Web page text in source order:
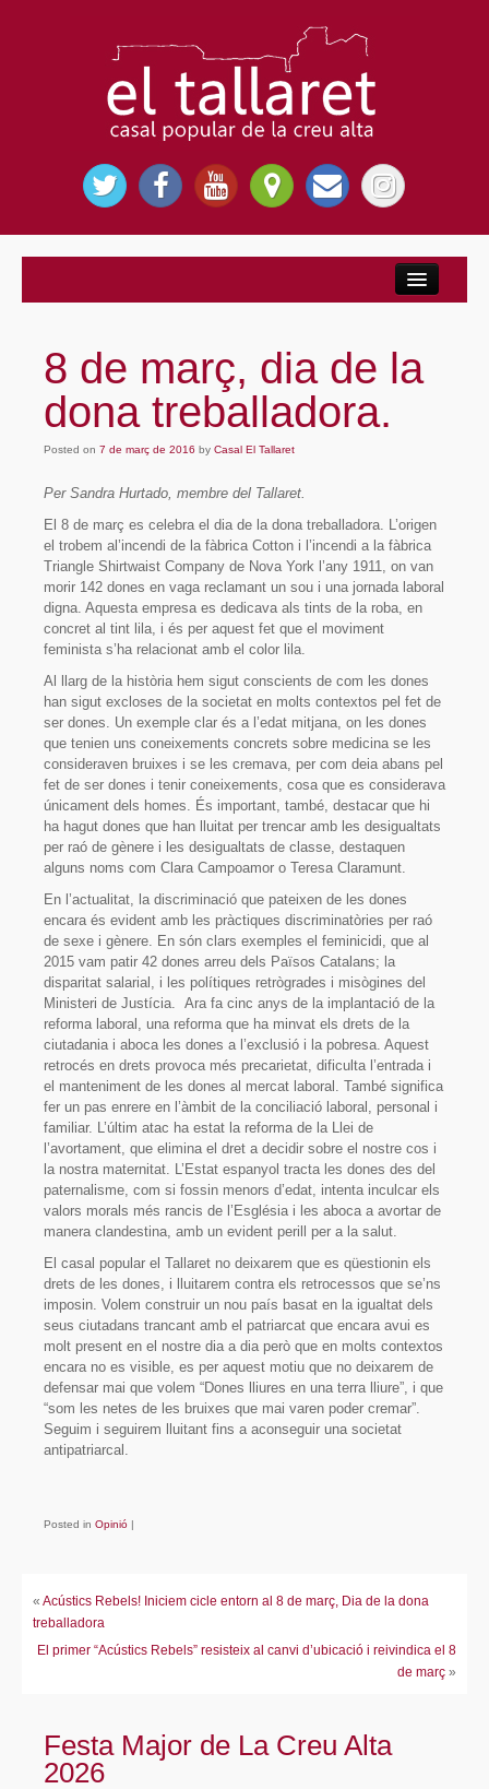
El Casal Popular
Per què El Tallaret?
Entitats
Sòcies i socis
Organització
On som?
Projecte
Parelles lingüístiques
Material
Documents fundacionals
Octavetes
Videos
Participa
Fes-te soci/sòcia!
Avals
Enllaços
Contacte
8 de març, dia de la
dona treballadora.
Posted on 7 de març de 2016 by Casal El Tallaret
Per Sandra Hurtado, membre del Tallaret.
El 8 de març es celebra el dia de la dona treballadora. L’origen
el trobem al’incendi de la fàbrica Cotton i l’incendi a la fàbrica
Triangle Shirtwaist Company de Nova York l’any 1911, on van
morir 142 dones en vaga reclamant un sou i una jornada laboral
digna. Aquesta empresa es dedicava als tints de la roba, en
concret al tint lila, i és per aquest fet que el moviment
feminista s’ha relacionat amb el color lila.
Al llarg de la història hem sigut conscients de com les dones
han sigut excloses de la societat en molts contextos pel fet de
ser dones. Un exemple clar és a l’edat mitjana, on les dones
que tenien uns coneixements concrets sobre medicina se les
consideraven bruixes i se les cremava, per com deia abans pel
fet de ser dones i tenir coneixements, cosa que es considerava
únicament dels homes. És important, també, destacar que hi
ha hagut dones que han lluitat per trencar amb les desigualtats
per raó de gènere i les desigualtats de classe, destaquen
alguns noms com Clara Campoamor o Teresa Claramunt.
En l’actualitat, la discriminació que pateixen de les dones
encara és evident amb les pràctiques discriminatòries per raó
de sexe i gènere. En són clars exemples el feminicidi, que al
2015 vam patir 42 dones arreu dels Països Catalans; la
disparitat salarial, i les polítiques retrògrades i misògines del
Ministeri de Justícia. Ara fa cinc anys de la implantació de la
reforma laboral, una reforma que ha minvat els drets de la
ciutadania i aboca les dones a l’exclusió i la pobresa. Aquest
retrocés en drets provoca més precarietat, dificulta l’entrada i
el manteniment de les dones al mercat laboral. També significa
fer un pas enrere en l’àmbit de la conciliació laboral, personal i
familiar. L’últim atac ha estat la reforma de la Llei de
l’avortament, que elimina el dret a decidir sobre el nostre cos i
la nostra maternitat. L’Estat espanyol tracta les dones des del
paternalisme, com si fossin menors d’edat, intenta inculcar els
valors morals més rancis de l’Església i les aboca a avortar de
manera clandestina, amb un evident perill per a la salut.
El casal popular el Tallaret no deixarem que es qüestionin els
drets de les dones, i lluitarem contra els retrocessos que se’ns
imposin. Volem construir un nou país basat en la igualtat dels
seus ciutadans trancant amb el patriarcat que encara avui es
molt present en el nostre dia a dia però que en molts contextos
encara no es visible, es per aquest motiu que no deixarem de
defensar mai que volem “Dones lliures en una terra lliure”, i que
“som les netes de les bruixes que mai varen poder cremar”.
Seguim i seguirem lluitant fins a aconseguir una societat
antipatriarcal.
Posted in Opinió |
« Acústics Rebels! Iniciem cicle entorn al 8 de març, Dia de la dona
treballadora
El primer “Acústics Rebels” resisteix al canvi d’ubicació i reivindica el 8
de març »
Festa Major de La Creu Alta
2026